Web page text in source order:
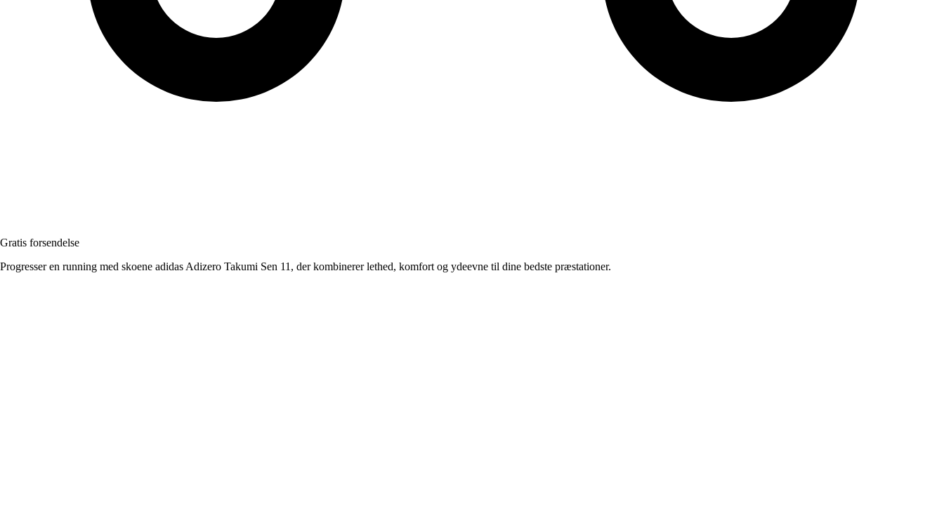
Gratis forsendelse
Progresser en running med skoene adidas Adizero Takumi Sen 11, der kombinerer lethed, komfort og ydeevne til dine bedste præstationer.